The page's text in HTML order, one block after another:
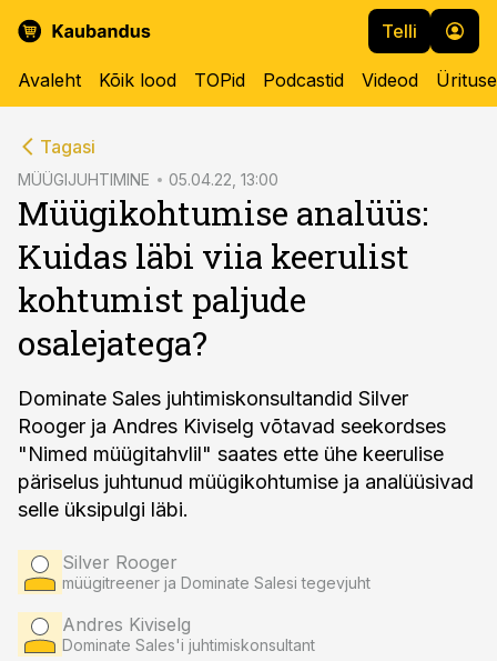
Telli
Avaleht Kõik lood TOPid Podcastid Videod
Tagasi
MÜÜGIJUHTIMINE 05.04.22, 13:00
Müügikohtumise analüüs:
Kuidas läbi viia keerulist
kohtumist paljude
osalejatega?
Dominate Sales juhtimiskonsultandid Silver
Rooger ja Andres Kiviselg võtavad seekordses
"Nimed müügitahvlil" saates ette ühe keerulise
päriselus juhtunud müügikohtumise ja analüüsivad
selle üksipulgi läbi.
Silver Rooger
müügitreener ja Dominate Salesi tegevjuht
Andres Kiviselg
Dominate Sales'i juhtimiskonsultant